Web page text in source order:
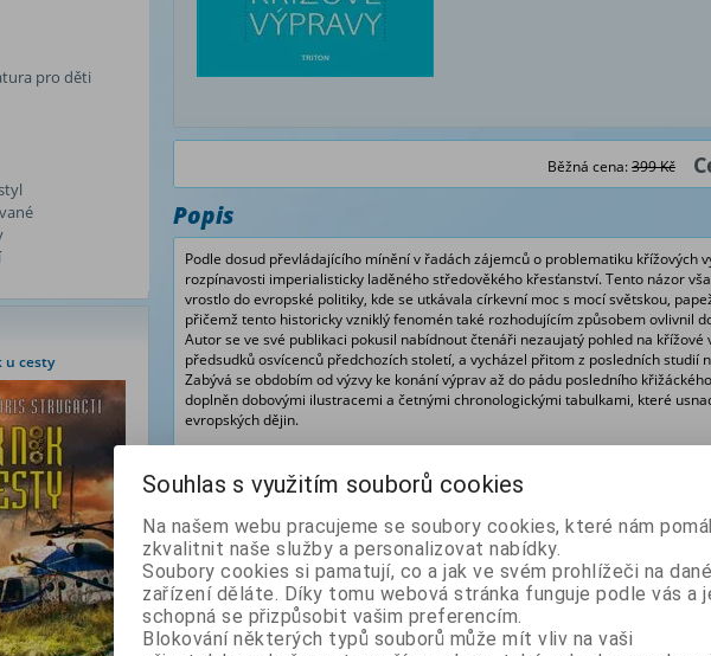
pro děti
u cesty
Běžná cena:399 Kč
Popis
Podle dosud převládajícího mínění v řadách zájemců o problematiku křížových
rozpínavosti imperialisticky laděného středověkého křesťanství. Tento názor
vrostlo do evropské politiky, kde se utkávala církevní moc s mocí světskou,
přičemž tento historicky vzniklý fenomén také rozhodujícím způsobem ovlivnil
Autor se ve své publikaci pokusil nabídnout čtenáři nezaujatý pohled na
předsudků osvícenců předchozích století, a vycházel přitom z posledních studií
Zabývá se obdobím od výzvy ke konání výprav až do pádu posledního
doplněn dobovými ilustracemi a četnými chronologickými tabulkami, které
evropských dějin.
Autor Pavel Mráček (*1943) se tématy souvisejícími s církevními dějinami
toto téma po několika samizdatových titulech vydal po pádu totality knižně mj.
Z naší nabídky vám doporučujeme
Panna Maria Guadalupská
Souhlas s využitím souborů cookies
Na našem webu pracujeme se soubory cookies, které nám
zkvalitnit naše služby a personalizovat nabídky.
Soubory cookies si pamatují, co a jak ve svém prohlížeči na
zařízení děláte. Díky tomu webová stránka funguje podle vás a
schopná se přizpůsobit vašim preferencím.
Blokování některých typů souborů může mít vliv na vaši